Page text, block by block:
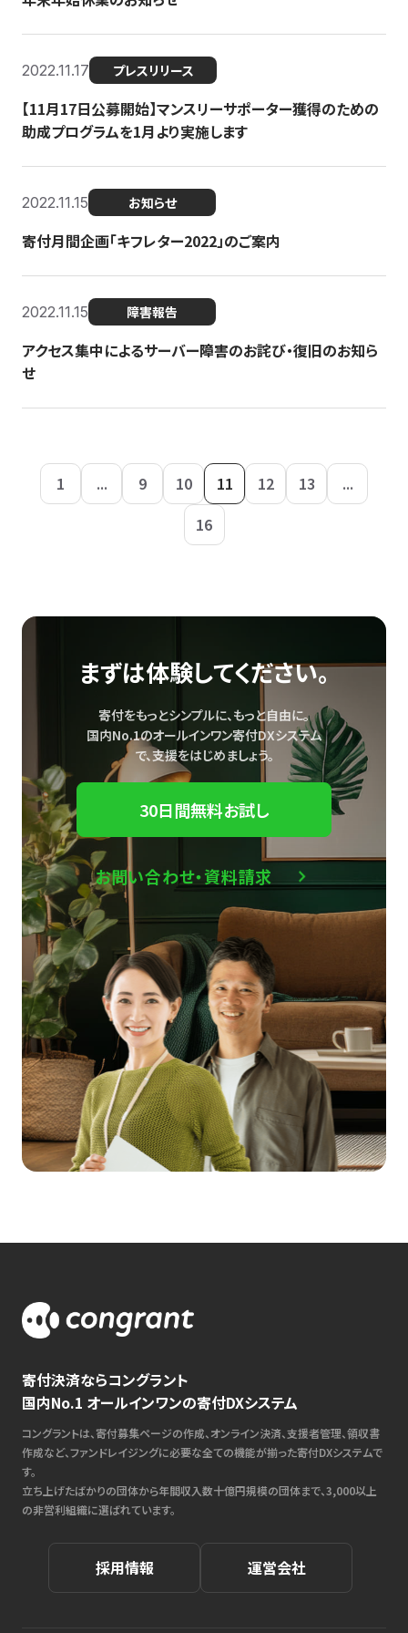
2022.11.17 プレスリリース
【11月17日公募開始】マンスリーサポーター獲得のための
助成プログラムを1月より実施します
2022.11.15 お知らせ
寄付月間企画「キフレター2022」のご案内
2022.11.15 障害報告
アクセス集中によるサーバー障害のお詫び・復旧のお知ら
せ
1 ... 9 10 11 12 13
...
16
まずは体験してください。
寄付をもっとシンプルに、もっと自由に。
国内No.1のオールインワン寄付DXシステム
で、支援をはじめましょう。
30日間無料お試し
お問い合わせ・資料請求
寄付決済ならコングラント
国内No.1 オールインワンの寄付DXシステム
コングラントは、寄付募集ページの作成、オンライン決済、支援者管理、領収書
作成など、ファンドレイジングに必要な全ての機能が揃った寄付DXシステムで
す。
立ち上げたばかりの団体から年間収入数十億円規模の団体まで、3,000以上
の非営利組織に選ばれています。
採用情報 運営会社